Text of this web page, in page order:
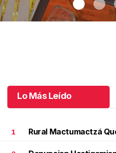
Lo Más Leído
1 Rural Mactumactzá